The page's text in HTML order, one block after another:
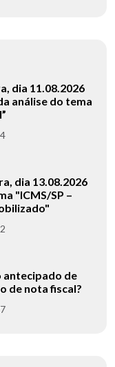
dia 11.08.2026
análise do tema
dia 13.08.2026
"ICMS/SP –
antecipado de
de nota fiscal?